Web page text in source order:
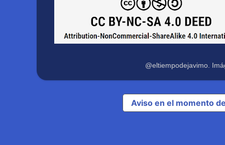
@eltiempodejavimo.
Aviso en el momento